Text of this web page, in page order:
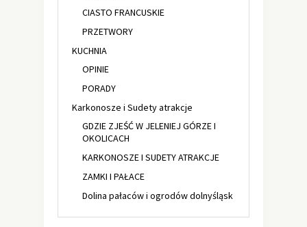
CIASTO FRANCUSKIE
PRZETWORY
KUCHNIA
OPINIE
PORADY
Karkonosze i Sudety atrakcje
GDZIE ZJEŚĆ W JELENIEJ GÓRZE I
OKOLICACH
KARKONOSZE I SUDETY ATRAKCJE
ZAMKI I PAŁACE
Dolina pałaców i ogrodów dolnyśląsk